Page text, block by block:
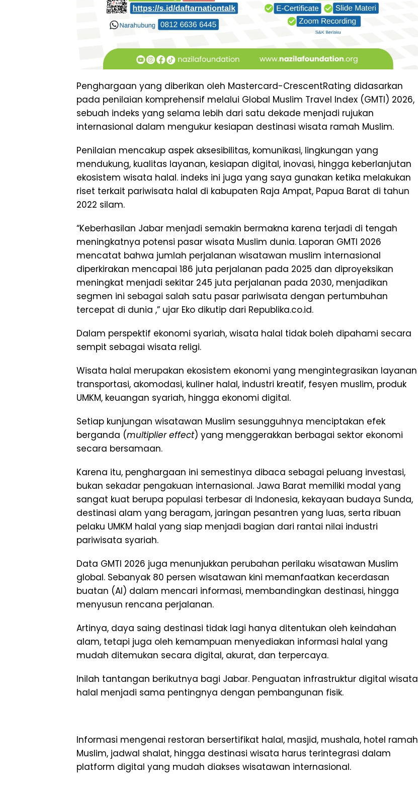
Penghargaan yang diberikan oleh Mastercard-CrescentRating didasarkan
pada penilaian komprehensif melalui Global Muslim Travel Index (GMTI) 2026,
sebuah indeks yang selama lebih dari satu dekade menjadi rujukan
internasional dalam mengukur kesiapan destinasi wisata ramah Muslim.
Penilaian mencakup aspek aksesibilitas, komunikasi, lingkungan yang
mendukung, kualitas layanan, kesiapan digital, inovasi, hingga keberlanjutan
ekosistem wisata halal. indeks ini juga yang saya gunakan ketika melakukan
riset terkait pariwisata halal di kabupaten Raja Ampat, Papua Barat di tahun
2022 silam.
“Keberhasilan Jabar menjadi semakin bermakna karena terjadi di tengah
meningkatnya potensi pasar wisata Muslim dunia. Laporan GMTI 2026
mencatat bahwa jumlah perjalanan wisatawan muslim internasional
diperkirakan mencapai 186 juta perjalanan pada 2025 dan diproyeksikan
meningkat menjadi sekitar 245 juta perjalanan pada 2030, menjadikan
segmen ini sebagai salah satu pasar pariwisata dengan pertumbuhan
tercepat di dunia ,” ujar Eko dikutip dari Republika.co.id.
Dalam perspektif ekonomi syariah, wisata halal tidak boleh dipahami secara
sempit sebagai wisata religi.
Wisata halal merupakan ekosistem ekonomi yang mengintegrasikan layanan
transportasi, akomodasi, kuliner halal, industri kreatif, fesyen muslim, produk
UMKM, keuangan syariah, hingga ekonomi digital.
Setiap kunjungan wisatawan Muslim sesungguhnya menciptakan efek
berganda (multiplier effect) yang menggerakkan berbagai sektor ekonomi
secara bersamaan.
Karena itu, penghargaan ini semestinya dibaca sebagai peluang investasi,
bukan sekadar pengakuan internasional. Jawa Barat memiliki modal yang
sangat kuat berupa populasi terbesar di Indonesia, kekayaan budaya Sunda,
destinasi alam yang beragam, jaringan pesantren yang luas, serta ribuan
pelaku UMKM halal yang siap menjadi bagian dari rantai nilai industri
pariwisata syariah.
Data GMTI 2026 juga menunjukkan perubahan perilaku wisatawan Muslim
global. Sebanyak 80 persen wisatawan kini memanfaatkan kecerdasan
buatan (AI) dalam mencari informasi, membandingkan destinasi, hingga
menyusun rencana perjalanan.
Artinya, daya saing destinasi tidak lagi hanya ditentukan oleh keindahan
alam, tetapi juga oleh kemampuan menyediakan informasi halal yang
mudah ditemukan secara digital, akurat, dan terpercaya.
Inilah tantangan berikutnya bagi Jabar. Penguatan infrastruktur digital wisata
halal menjadi sama pentingnya dengan pembangunan fisik.
Informasi mengenai restoran bersertifikat halal, masjid, mushala, hotel ramah
Muslim, jadwal shalat, hingga destinasi wisata harus terintegrasi dalam
platform digital yang mudah diakses wisatawan internasional.